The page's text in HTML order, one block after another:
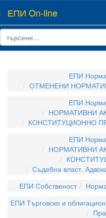
ЕПИ On-line
ЕПИ
ОТМЕНЕНИ
ЕПИ
НОРМАТИВНИ
КОНСТИТУЦИОННО
ЕПИ
НОРМАТИВНИ
Съдебна власт.
ЕПИ Собственост
ЕПИ Търговско и